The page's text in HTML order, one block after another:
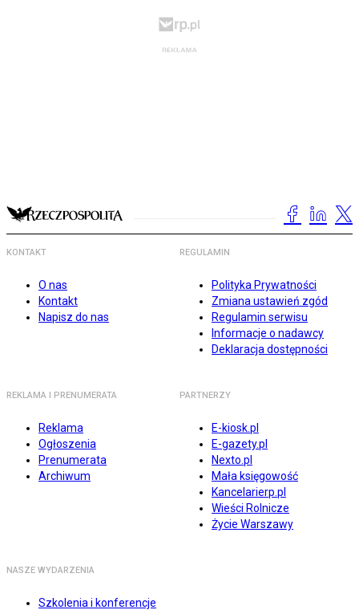
KONTAKT
O nas
Kontakt
Napisz do nas
REGULAMIN
Polityka Prywatności
Zmiana ustawień zgód
Regulamin serwisu
Informacje o nadawcy
Deklaracja dostępności
REKLAMA I PRENUMERATA
Reklama
Ogłoszenia
Prenumerata
Archiwum
PARTNERZY
E-kiosk.pl
E-gazety.pl
Nexto.pl
Mała księgowość
Kancelarierp.pl
Wieści Rolnicze
Życie Warszawy
NASZE WYDARZENIA
Szkolenia i konferencje